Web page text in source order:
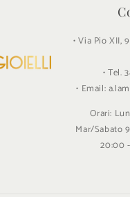
• Via Pio XII,
• Tel.
• Email:
Orari:
Mar/Sabato
20:00